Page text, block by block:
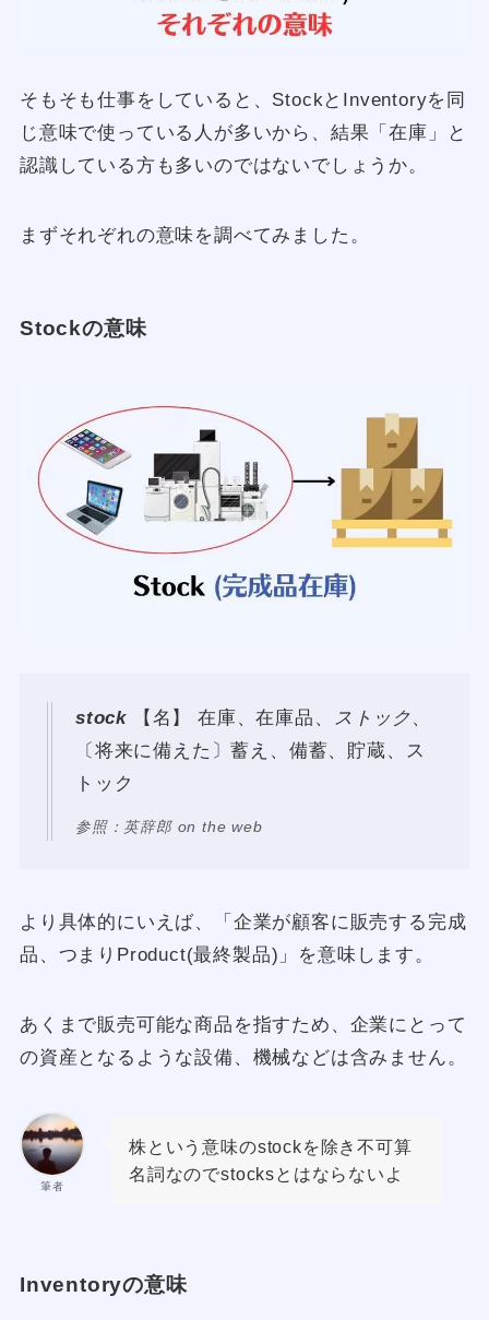
そもそも仕事をしていると、StockとInventoryを同
じ意味で使っている人が多いから、結果「在庫」と
認識している方も多いのではないでしょうか。
まずそれぞれの意味を調べてみました。
Stockの意味
stock 【名】 在庫、在庫品、 ストック 、
〔将来に備えた〕蓄え、備蓄、貯蔵、ス
トック
参照：英辞郎 on the web
より具体的にいえば、「企業が顧客に販売する完成
品、つまりProduct(最終製品)」を意味します。
あくまで販売可能な商品を指すため、企業にとって
の資産となるような設備、機械などは含みません。
筆者
株という意味のstockを除き不可算
名詞なのでstocksとはならないよ
Inventoryの意味